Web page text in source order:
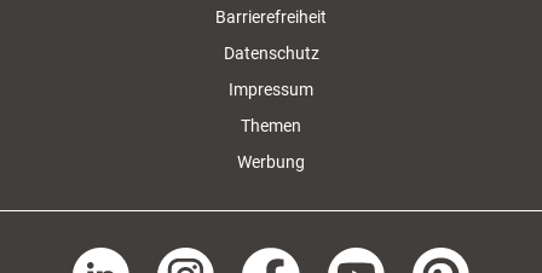
Barrierefreiheit
Datenschutz
Impressum
Themen
Werbung